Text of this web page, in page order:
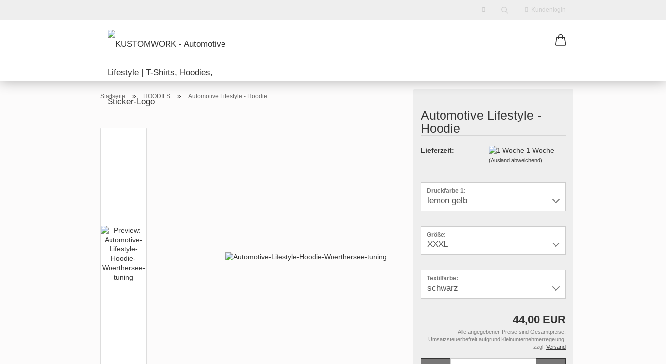
Kundenlogin
Konto erstellen
Passwort vergessen?
Startseite » HOODIES » Automotive Lifestyle - Hoodie
Automotive Lifestyle -
Hoodie
Lieferzeit: 1 Woche
(Ausland abweichend)
Druckfarbe 1:
Größe:
Textilfarbe:
44,00 EUR
Alle angegebenen Preise sind Gesamtpreise.
Umsatzsteuerbefreit aufgrund Kleinunternehmerregelung.
zzgl. Versand